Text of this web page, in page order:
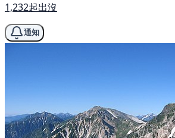
1,232起出沒
通知